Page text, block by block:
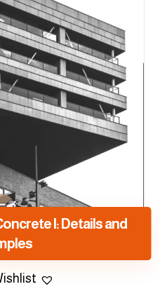
I: Details and